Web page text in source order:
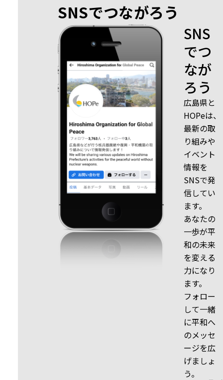
SNSでつながろう
SNS
でつ
なが
ろう
広島県と
HOPeは、
最新の取
り組みや
イベント
情報を
SNSで発
信してい
ます。
あなたの
一歩が平
和の未来
を変える
力になり
ます。
フォロー
して一緒
に平和へ
のメッセ
ージを広
げましょ
う。